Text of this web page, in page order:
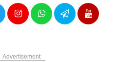
Advertisement